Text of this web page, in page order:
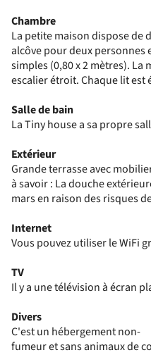
Chambre
La petite maison dispose de
alcôve pour deux personnes
simples (0,80 x 2 mètres). La
escalier étroit. Chaque lit
Salle de bain
La Tiny house a sa propre
Extérieur
Grande terrasse avec
à savoir : La douche
mars en raison des risques
Internet
Vous pouvez utiliser le WiFi
TV
Il y a une télévision à écran
Divers
C'est un hébergement non-
fumeur et sans animaux de